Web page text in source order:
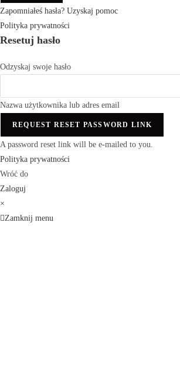
Zapomniałeś hasła? Uzyskaj pomoc
Polityka prywatności
Resetuj hasło
Odzyskaj swoje hasło
Nazwa użytkownika lub adres email
REQUEST RESET PASSWORD LINK
A password reset link will be e-mailed to you.
Polityka prywatności
Wróć do
Zaloguj
×
Zamknij menu